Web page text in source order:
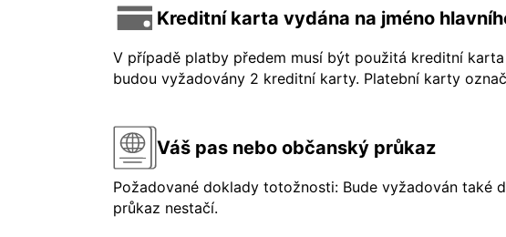
Kreditní karta vydána na jméno
V případě platby předem musí být použitá kreditní
budou vyžadovány 2 kreditní karty. Platební karty
Váš pas nebo občanský průkaz
Požadované doklady totožnosti: Bude vyžadován také
průkaz nestačí.